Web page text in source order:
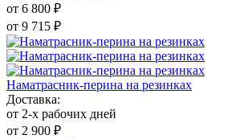
от 6 800 ₽
от 9 715 ₽
Наматрасник-перина на резинках
Доставка:
от 2-х рабочих дней
от 2 900 ₽